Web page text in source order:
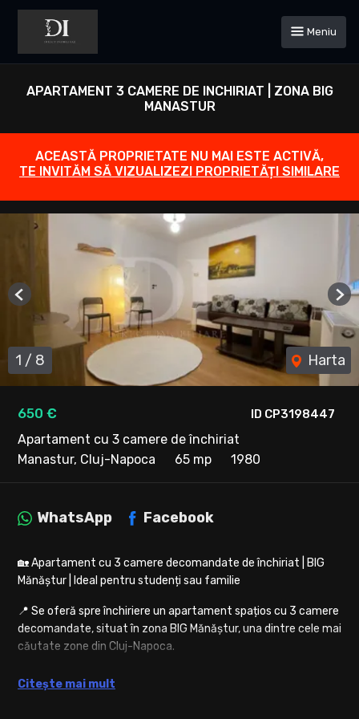
Meniu
APARTAMENT 3 CAMERE DE INCHIRIAT | ZONA BIG
MANASTUR
ACEASTĂ PROPRIETATE NU MAI ESTE ACTIVĂ,
TE INVITĂM SĂ VIZUALIZEZI PROPRIETĂȚI SIMILARE
ID CP3198447
650 €
Apartament cu 3 camere de închiriat
Manastur, Cluj-Napoca
65 mp 1980
1 / 8 Harta
Previous
WhatsApp Facebook
🏡 Apartament cu 3 camere decomandate de închiriat | BIG
Mănăștur | Ideal pentru studenți sau familie
📍 Se oferă spre închiriere un apartament spațios cu 3 camere
decomandate, situat în zona BIG Mănăștur, una dintre cele mai
căutate zone din Cluj-Napoca.
📐 Suprafață: 65 mp
🏢 Etaj: 7 din 10, bloc cu lift.
Citește mai mult